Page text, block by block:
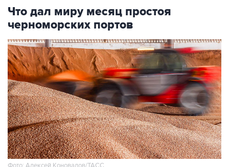
Что дал миру месяц простоя
черноморских портов